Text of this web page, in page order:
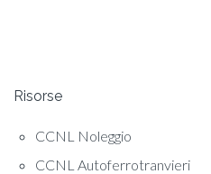
Risorse
CCNL Noleggio
CCNL Autoferrotranvieri